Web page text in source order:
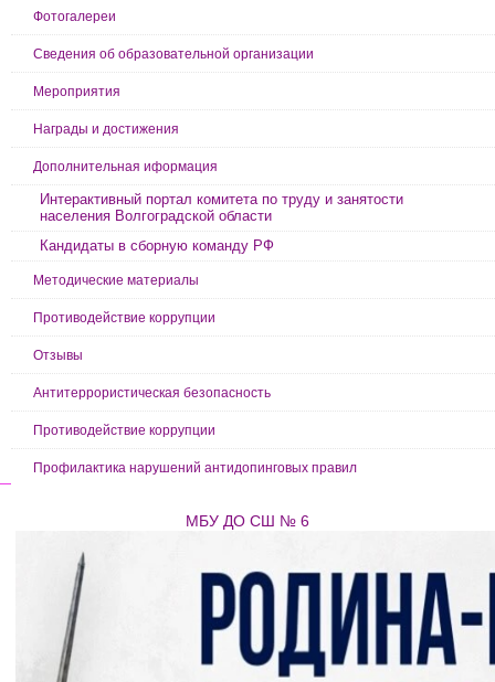
Фотогалереи
Сведения об образовательной организации
Мероприятия
Награды и достижения
Дополнительная иформация
Интерактивный портал комитета по труду и занятости
населения Волгоградской области
Кандидаты в сборную команду РФ
Методические материалы
Противодействие коррупции
Отзывы
Антитеррористическая безопасность
Противодействие коррупции
Профилактика нарушений антидопинговых правил
МБУ ДО СШ № 6